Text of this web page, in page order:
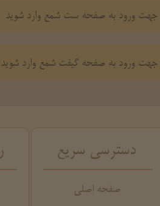
جهت ورود به صفحه ست شمع وارد شوید
جهت ورود به صفحه گیفت شمع وارد شوید
دسترسی سریع
صفحه اصلی